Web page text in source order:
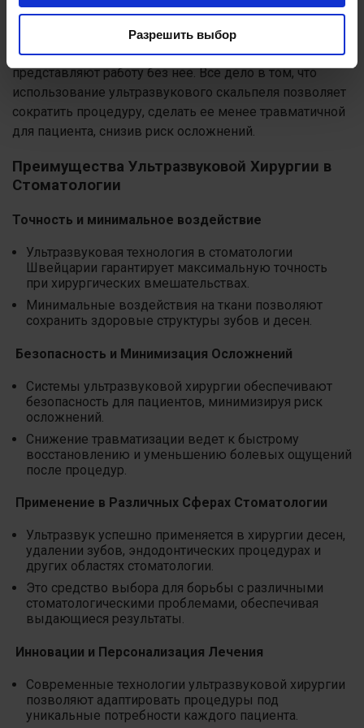
Разрешить выбор
хирургической стоматологии технологию начали
использовать не так давно, но все больше
прогрессивных врачей клиник Швейцарии уже не
представляют работу без нее. Все дело в том, что
использование ультразвукового скальпеля позволяет
сократить процедуру, сделать ее менее травматичной
для пациента, снизив риск осложнений.
Преимущества Ультразвуковой Хирургии в
Стоматологии
Точность и минимальное воздействие
Ультразвуковая технология в стоматологии
Швейцарии гарантирует максимальную точность
при хирургических вмешательствах.
Минимальные воздействия на ткани позволяют
сохранить здоровые структуры зубов и десен.
Безопасность и Минимизация Осложнений
Системы ультразвуковой хирургии обеспечивают
безопасность для пациентов, минимизируя риск
осложнений.
Снижение травматизации ведет к быстрому
восстановлению и уменьшению болевых ощущений
после процедур.
Применение в Различных Сферах Стоматологии
Ультразвук успешно применяется в хирургии десен,
удалении зубов, эндодонтических процедурах и
других областях стоматологии.
Это средство выбора для борьбы с различными
стоматологическими проблемами, обеспечивая
выдающиеся результаты.
Инновации и Персонализация Лечения
Современные технологии ультразвуковой хирургии
позволяют адаптировать процедуры под
уникальные потребности каждого пациента.